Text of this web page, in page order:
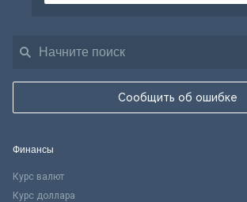
Сообщить об ошибке
Финансы
Курс валют
Курс доллара